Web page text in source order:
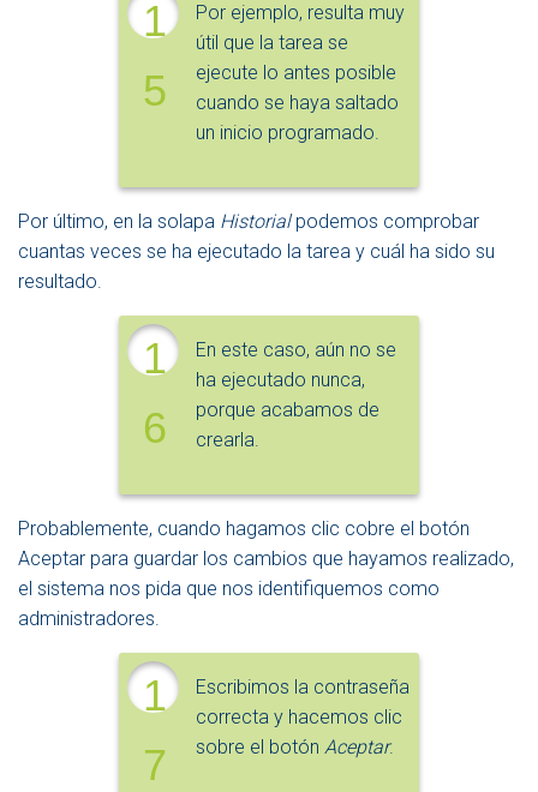
1
5
Por ejemplo, resulta muy
útil que la tarea se
ejecute lo antes posible
cuando se haya saltado
un inicio programado.
Por último, en la solapa Historialpodemos comprobar
cuantas veces se ha ejecutado la tarea y cuál ha sido su
resultado.
1
6
En este caso, aún no se
ha ejecutado nunca,
porque acabamos de
crearla.
Probablemente, cuando hagamos clic cobre el botón
Aceptar para guardar los cambios que hayamos realizado,
el sistema nos pida que nos identifiquemos como
administradores.
1
7
Escribimos la contraseña
correcta y hacemos clic
sobre el botón Aceptar.